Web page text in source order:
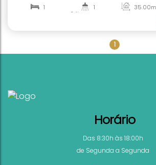
650.000
Villa Bellagio Apartamento Flat
1
Horário
Das 8:30h às 18:00h
de Segunda a Segunda